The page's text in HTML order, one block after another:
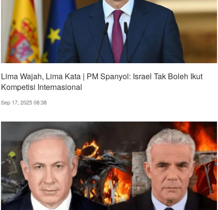
Lima Wajah, Lima Kata | PM Spanyol: Israel Tak Boleh Ikut
Kompetisi Internasional
Sep 17, 2025 08:38